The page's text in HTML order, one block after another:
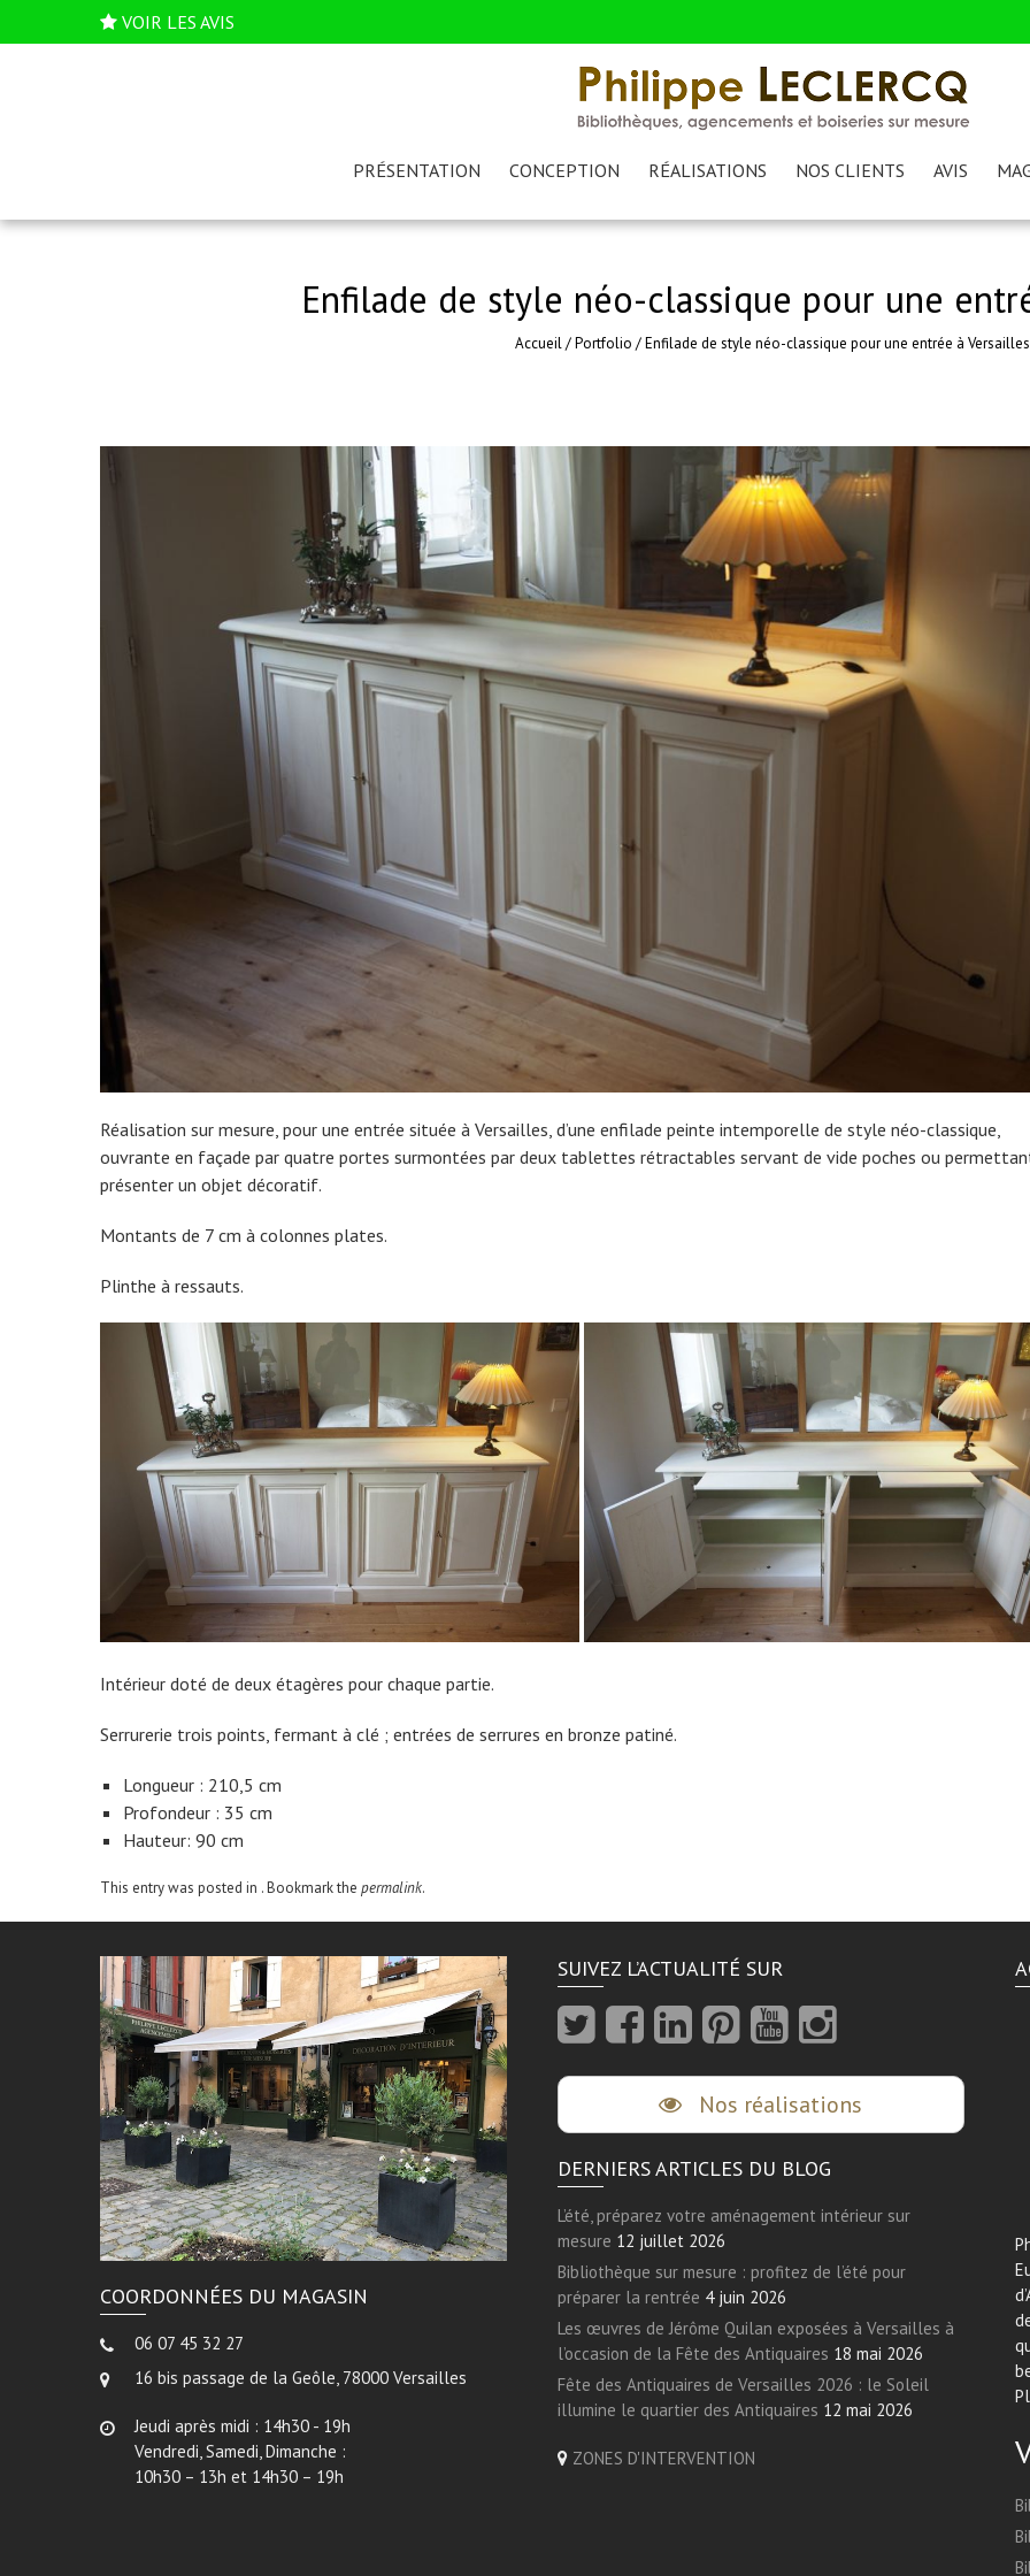
VOIR LES AVIS
PRÉSENTATION CONCEPTION RÉALISATIONS NOS CLIENTS AVIS
Enfilade de style néo-classique pour une
Accueil/Portfolio /Enfilade de style néo-classique pour une entrée à Versailles
Réalisation sur mesure, pour une entrée située à Versailles, d’une enfilade peinte intemporelle de style néo-classique,
ouvrante en façade par quatre portes surmontées par deux tablettes rétractables servant de vide poches ou
présenter un objet décoratif.
Montants de 7 cm à colonnes plates.
Plinthe à ressauts.
Intérieur doté de deux étagères pour chaque partie.
Serrurerie trois points, fermant à clé ; entrées de serrures en bronze patiné.
Longueur : 210,5 cm
Profondeur : 35 cm
Hauteur: 90 cm
This entry was posted in . Bookmark the permalink.
COORDONNÉES DU MAGASIN
06 07 45 32 27
16 bis passage de la Geôle, 78000 Versailles
Jeudi après midi : 14h30 - 19h
Vendredi, Samedi, Dimanche :
10h30 – 13h et 14h30 – 19h
SUIVEZ L’ACTUALITÉ SUR
Nos réalisations
DERNIERS ARTICLES DU BLOG
L’été, préparez votre aménagement intérieur sur
mesure 12 juillet 2026
Bibliothèque sur mesure : profitez de l’été pour
préparer la rentrée 4 juin 2026
Les œuvres de Jérôme Quilan exposées à Versailles à
l’occasion de la Fête des Antiquaires 18 mai 2026
Fête des Antiquaires de Versailles 2026 : le Soleil
illumine le quartier des Antiquaires 12 mai 2026
ZONES D'INTERVENTION